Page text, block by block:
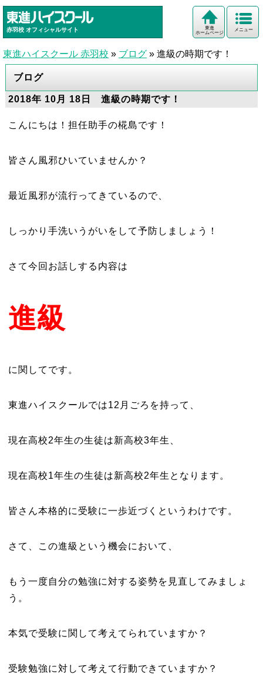
赤羽校 オフィシャルサイト メニュー
東進
ホームページ
東進ハイスクール 赤羽校 » ブログ » 進級の時期です！
ブログ
2018年 10月 18日 進級の時期です！
こんにちは！担任助手の椛島です！
皆さん風邪ひいていませんか？
最近風邪が流行ってきているので、
しっかり手洗いうがいをして予防しましょう！
さて今回お話しする内容は
進級
に関してです。
東進ハイスクールでは12月ごろを持って、
現在高校2年生の生徒は新高校3年生、
現在高校1年生の生徒は新高校2年生となります。
皆さん本格的に受験に一歩近づくというわけです。
さて、この進級という機会において、
もう一度自分の勉強に対する姿勢を見直してみましょ
う。
本気で受験に関して考えてられていますか？
受験勉強に対して考えて行動できていますか？